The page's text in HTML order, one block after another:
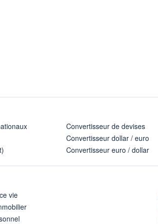
Convertisseur de devises
Convertisseur dollar / euro
Convertisseur euro / dollar
vie